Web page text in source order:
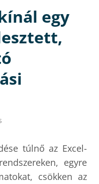
egy
túlnő az Excel-
egyre
csökken az